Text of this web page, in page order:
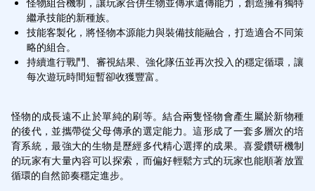
繼承技能的新種族。
技能客製化，將怪物本源能力與裝備技能融合，打造適合不同策
略的組合。
持續進行戰鬥、審視結果、強化隊伍並再次投入的穩定循環，讓
每次遊玩時間短暫卻收獲豐富。
怪物的成長遠不止於單純的刷等。結合兩隻怪物會產生屬於新物種
的後代，並攜帶從父母傳承的選定能力。這形成了一套多層次的培
育系統，最強大的生物是歷經多代精心選擇的成果。喜愛鑽研機制
的玩家有大量內容可以探索，而偏好輕鬆方式的玩家也能順著放置
循環的自然節奏穩定進步。